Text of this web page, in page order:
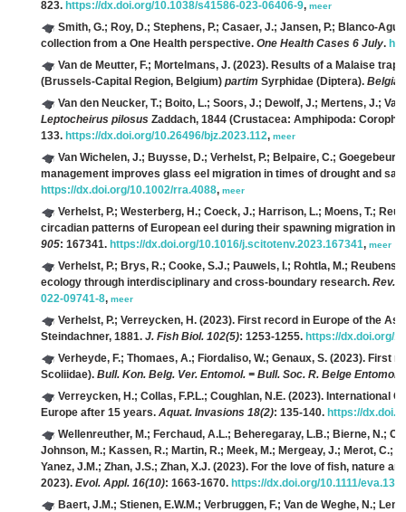
823. https://dx.doi.org/10.1038/s41586-023-06406-9, meer
Smith, G.; Roy, D.; Stephens, P.; Casaer, J.; Jansen, P.; Blanco-
collection from a One Health perspective. One Health Cases 6 July.
Van de Meutter, F.; Mortelmans, J. (2023). Results of a Malaise trap
(Brussels-Capital Region, Belgium) partim Syrphidae (Diptera).
Van den Neucker, T.; Boito, L.; Soors, J.; Dewolf, J.; Mertens, J.;
Leptocheirus pilosus Zaddach, 1844 (Crustacea: Amphipoda:
133. https://dx.doi.org/10.26496/bjz.2023.112, meer
Van Wichelen, J.; Buysse, D.; Verhelst, P.; Belpaire, C.; Goegebeur,
management improves glass eel migration in times of drought and
https://dx.doi.org/10.1002/rra.4088, meer
Verhelst, P.; Westerberg, H.; Coeck, J.; Harrison, L.; Moens, T.;
circadian patterns of European eel during their spawning migration in
905: 167341. https://dx.doi.org/10.1016/j.scitotenv.2023.167341, meer
Verhelst, P.; Brys, R.; Cooke, S.J.; Pauwels, I.; Rohtla, M.; Reubens,
ecology through interdisciplinary and cross-boundary research. Rev.
022-09741-8, meer
Verhelst, P.; Verreycken, H. (2023). First record in Europe of the
Steindachner, 1881. J. Fish Biol. 102(5): 1253-1255. https://dx.doi.org/
Verheyde, F.; Thomaes, A.; Fiordaliso, W.; Genaux, S. (2023). First
Scoliidae). Bull. Kon. Belg. Ver. Entomol. = Bull. Soc. R. Belge Entomol.
Verreycken, H.; Collas, F.P.L.; Coughlan, N.E. (2023). International
Europe after 15 years. Aquat. Invasions 18(2): 135-140. https://
Wellenreuther, M.; Ferchaud, A.L.; Beheregaray, L.B.; Bierne, N.;
Johnson, M.; Kassen, R.; Martin, R.; Meek, M.; Mergeay, J.; Merot, C.;
Yanez, J.M.; Zhan, J.S.; Zhan, X.J. (2023). For the love of fish, nature
2023). Evol. Appl. 16(10): 1663-1670. https://dx.doi.org/10.1111/
Baert, J.M.; Stienen, E.W.M.; Verbruggen, F.; Van de Weghe, N.;